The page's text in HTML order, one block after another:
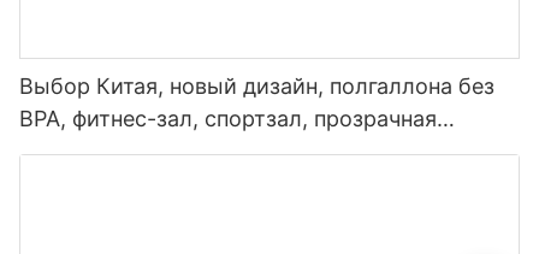
Выбор Китая, новый дизайн, полгаллона без
BPA, фитнес-зал, спортзал, прозрачная
пластиковая мотивационная бутылка для